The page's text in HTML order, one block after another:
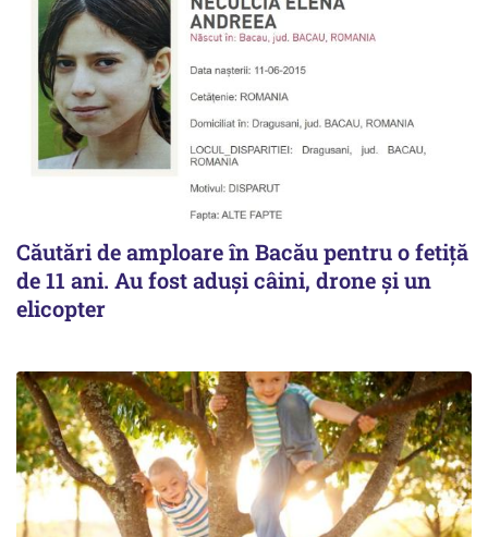
Căutări de amploare în Bacău pentru o fetiță
de 11 ani. Au fost aduși câini, drone și un
elicopter